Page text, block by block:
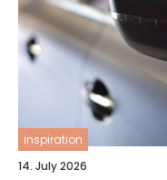
inspiration
14. July 2026